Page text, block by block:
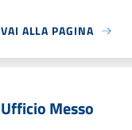
VAI ALLA PAGINA
Ufficio Messo